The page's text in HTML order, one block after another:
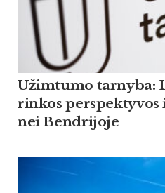
Užimtumo tarnyba:
rinkos perspektyvos
nei Bendrijoje